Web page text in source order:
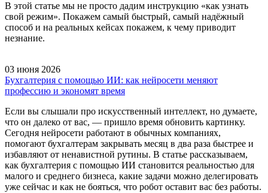
В этой статье мы не просто дадим инструкцию «как узнать
свой режим». Покажем самый быстрый, самый надёжный
способ и на реальных кейсах покажем, к чему приводит
незнание.
03 июня 2026
Бухгалтерия с помощью ИИ: как нейросети меняют
профессию и экономят время
Если вы слышали про искусственный интеллект, но думаете,
что он далеко от вас, — пришло время обновить картинку.
Сегодня нейросети работают в обычных компаниях,
помогают бухгалтерам закрывать месяц в два раза быстрее и
избавляют от ненавистной рутины. В статье рассказываем,
как бухгалтерия с помощью ИИ становится реальностью для
малого и среднего бизнеса, какие задачи можно делегировать
уже сейчас и как не бояться, что робот оставит вас без работы.